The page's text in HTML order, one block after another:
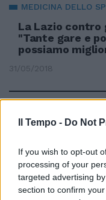
Il Tempo - Do Not
If you wish to opt-out
processing of your
targeted advertising
section to confirm
MEDICINA DELLO
La Lazio
"Tante gare e
possiamo
31/05/2018
CHAMPIONS
Di Francesco:
31/10/2017
DOPO LA GARA